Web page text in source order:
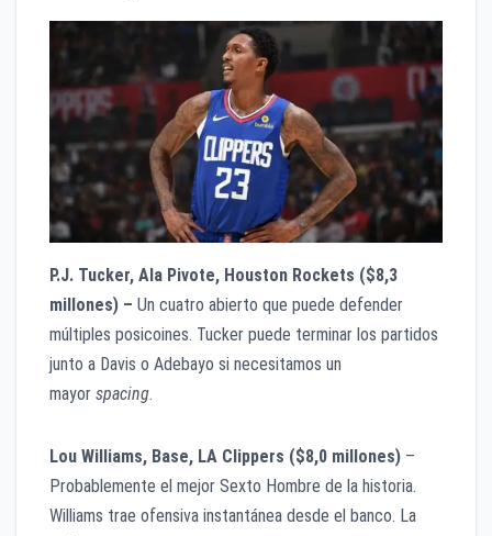
P.J. Tucker, Ala Pivote, Houston Rockets ($8,3
millones) – Un cuatro abierto que puede defender
múltiples posicoines. Tucker puede terminar los partidos
junto a Davis o Adebayo si necesitamos un
mayor spacing.
Lou Williams, Base, LA Clippers ($8,0 millones) –
Probablemente el mejor Sexto Hombre de la historia.
Williams trae ofensiva instantánea desde el banco. La